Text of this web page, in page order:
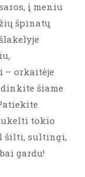
į meniu
špinatų
– orkaitėje
šiame
tokio
šilti, sultingi,
gardu!